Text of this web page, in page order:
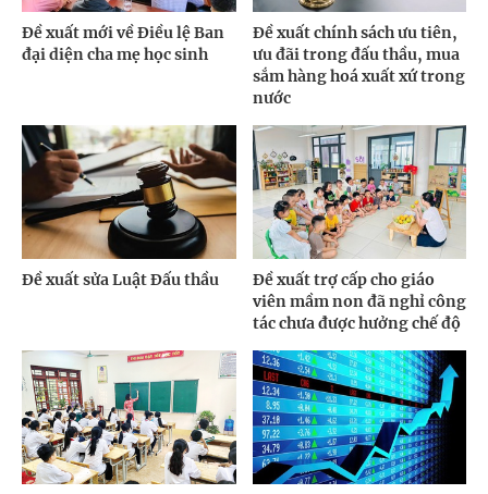
Đề xuất mới về Điều lệ Ban
đại diện cha mẹ học sinh
Đề xuất chính sách ưu tiên,
ưu đãi trong đấu thầu, mua
sắm hàng hoá xuất xứ trong
nước
Đề xuất sửa Luật Đấu thầu
Đề xuất trợ cấp cho giáo
viên mầm non đã nghỉ công
tác chưa được hưởng chế độ